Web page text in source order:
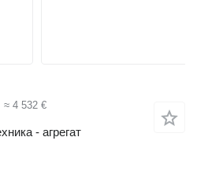
≈ 4 532 €
- агрегат